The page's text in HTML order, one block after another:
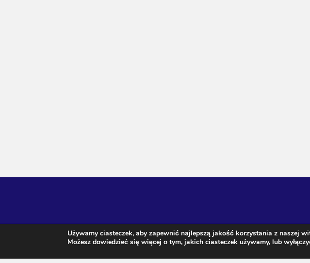
Agnieszka Janeczko / wróżka Arkadia ul. Szafirowa 3, 20-573 Lublin
Używamy ciasteczek, aby zapewnić najlepszą jakość korzystania z naszej
Możesz dowiedzieć się więcej o tym, jakich ciasteczek używamy, lub